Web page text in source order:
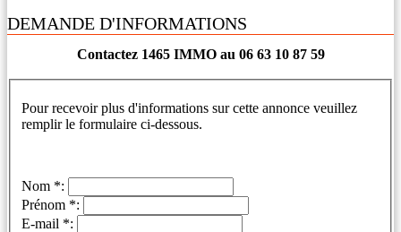
DEMANDE D'INFORMATIONS
Contactez 1465 IMMO au 06 63 10 87 59
Pour recevoir plus d'informations sur cette annonce veuillez
remplir le formulaire ci-dessous.
Nom *:
Prénom *:
E-mail *: